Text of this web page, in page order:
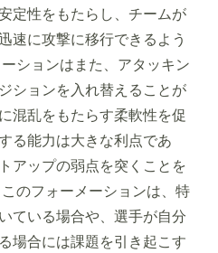
定性をもたらし、チームが
速に攻撃に移行できるよう
ションはまた、アタッキン
ションを入れ替えることが
混乱をもたらす柔軟性を促
る能力は大きな利点であ
アップの弱点を突くことを
のフォーメーションは、特
ている場合や、選手が自分
場合には課題を引き起こす